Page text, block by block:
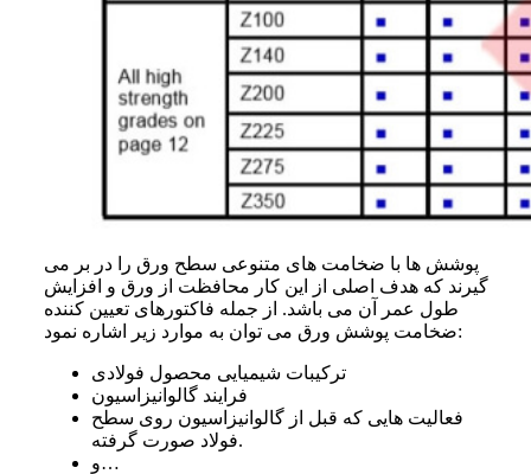
پوشش ها با ضخامت های متنوعی سطح ورق را در بر می
گیرند که هدف اصلی از این کار محافظت از ورق و افزایش
طول عمر آن می باشد. از جمله فاکتورهای تعیین کننده
ضخامت پوشش ورق می توان به موارد زیر اشاره نمود:
ترکیبات شیمیایی محصول فولادی
فرایند گالوانیزاسیون
فعالیت هایی که قبل از گالوانیزاسیون روی سطح
فولاد صورت گرفته.
و…